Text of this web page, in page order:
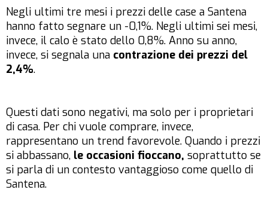
Negli ultimi tre mesi i prezzi delle case a Santena
hanno fatto segnare un -0,1%. Negli ultimi sei mesi,
invece, il calo è stato dello 0,8%. Anno su anno,
invece, si segnala una contrazione dei prezzi del
2,4%.
Questi dati sono negativi, ma solo per i proprietari
di casa. Per chi vuole comprare, invece,
rappresentano un trend favorevole. Quando i prezzi
si abbassano, le occasioni fioccano, soprattutto se
si parla di un contesto vantaggioso come quello di
Santena.